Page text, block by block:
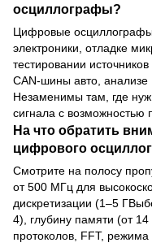
осциллографы?
Цифровые
электроники, отладке
тестировании
CAN-шины авто,
Незаменимы там, где
сигнала с возможностью
На что обратить
цифрового
Смотрите на полосу
от 500 МГц для
дискретизации (1–5
4), глубину памяти (от
протоколов, FFT, режима